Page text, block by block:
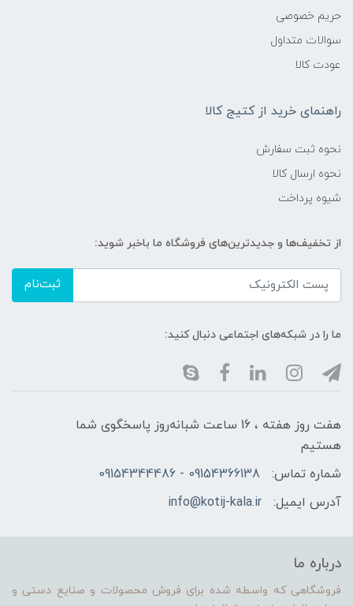
حریم خصوصی
سوالات متداول
عودت کالا
راهنمای خرید از کتیج کالا
نحوه ثبت سفارش
نحوه ارسال کالا
شیوه پرداخت
از تخفیف‌ها و جدیدترین‌های فروشگاه ما باخبر شوید:
ثبت‌نام
ما را در شبکه‌های اجتماعی دنبال کنید:
هفت روز هفته ، 16 ساعت شبانه‌روز پاسخگوی شما
هستیم
شماره تماس:
09154366138 - 09154344486
آدرس ایمیل:
info@kotij-kala.ir
درباره ما
فروشگاهی که واسطه شده برای فروش محصولات و صنایع دستی و